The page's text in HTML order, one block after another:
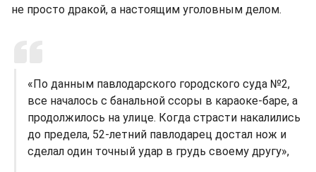
не просто дракой, а настоящим уголовным делом.
«По данным павлодарского городского суда №2,
все началось с банальной ссоры в караоке-баре, а
продолжилось на улице. Когда страсти накалились
до предела, 52-летний павлодарец достал нож и
сделал один точный удар в грудь своему другу»,